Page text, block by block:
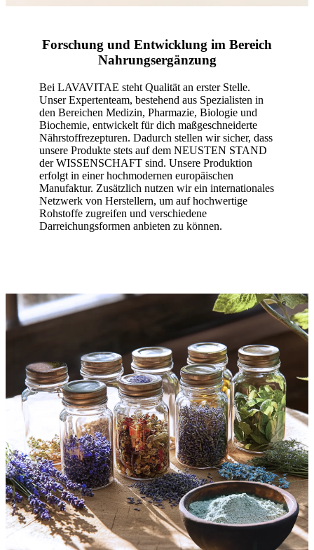
Forschung und Entwicklung im Bereich
Nahrungsergänzung
Bei LAVAVITAE steht Qualität an erster Stelle.
Unser Expertenteam, bestehend aus Spezialisten in
den Bereichen Medizin, Pharmazie, Biologie und
Biochemie, entwickelt für dich maßgeschneiderte
Nährstoffrezepturen. Dadurch stellen wir sicher, dass
unsere Produkte stets auf dem NEUSTEN STAND
der WISSENSCHAFT sind. Unsere Produktion
erfolgt in einer hochmodernen europäischen
Manufaktur. Zusätzlich nutzen wir ein internationales
Netzwerk von Herstellern, um auf hochwertige
Rohstoffe zugreifen und verschiedene
Darreichungsformen anbieten zu können.